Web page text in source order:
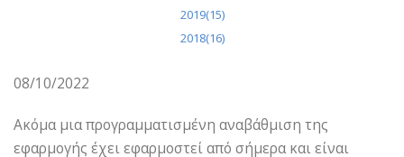
2019(15)
2018(16)
08/10/2022
Ακόμα μια προγραμματισμένη αναβάθμιση της
εφαρμογής έχει εφαρμοστεί από σήμερα και είναι